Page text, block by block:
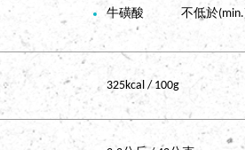
牛磺酸 不低於
325kcal / 100g